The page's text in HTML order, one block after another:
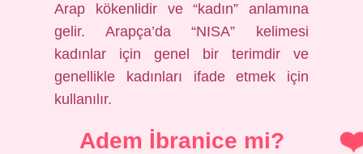
Arap kökenlidir ve “kadın” anlamına
gelir. Arapça’da “NISA” kelimesi
kadınlar için genel bir terimdir ve
genellikle kadınları ifade etmek için
kullanılır.
Adem İbranice mi?